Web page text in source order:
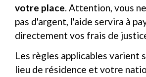
votre place . Attention, vous
pas d'argent, l'aide servira à
directement vos frais de
Les règles applicables varient
lieu de résidence et votre